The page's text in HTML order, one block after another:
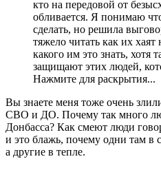
кто на передовой от
обливается. Я понимаю
сделать, но решила
тяжело читать как их хаят
какого им это знать, хотя
защищают этих людей,
Нажмите для раскрытия...
Вы знаете меня тоже очень
СВО и ДО. Почему так много
Донбасса? Как смеют люди
и это блажь, почему одни там в
а другие в тепле.